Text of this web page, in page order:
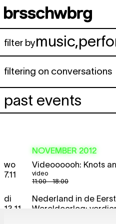
Spring naar hoofdinhoud
filter bymusic,
filtering on conversations
past events
NOVEMBER 2012
wo
7.11
Videoooooh: Knots
11:00 - 18:00
video
di
13.11
Nederland in de
Wereldoorlog: